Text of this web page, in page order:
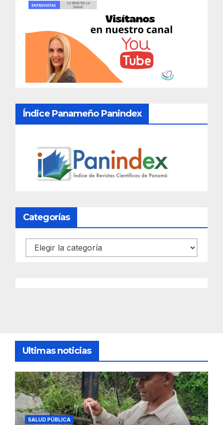
Índice Panameño Panindex
Categorías
Categorías
Ultimas noticias
SALUD PÚBLICA